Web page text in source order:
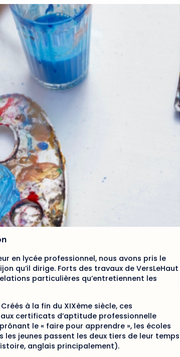
en lycée professionnel, nous avons pris le
qu’il dirige. Forts des travaux de VersLeHaut
particulières qu’entretiennent les
à la fin du XIXème siècle, ces
certificats d’aptitude professionnelle
le « faire pour apprendre », les écoles
jeunes passent les deux tiers de leur temps
anglais principalement).